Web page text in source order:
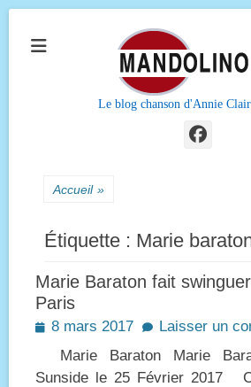
Le blog chanson d'Annie
Accueil »
Étiquette : Marie
Marie Baraton fait
Paris
Posted
8 mars 2017
Laisser un
Marie Baraton Marie
Sunside le 25 Février 2017